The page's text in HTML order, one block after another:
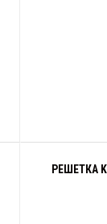
РЕШЕТКА